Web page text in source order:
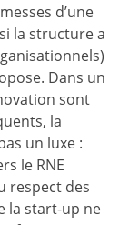
d’une
la structure a
Dans un
sont
la
un luxe :
le RNE
respect des
la start-up ne